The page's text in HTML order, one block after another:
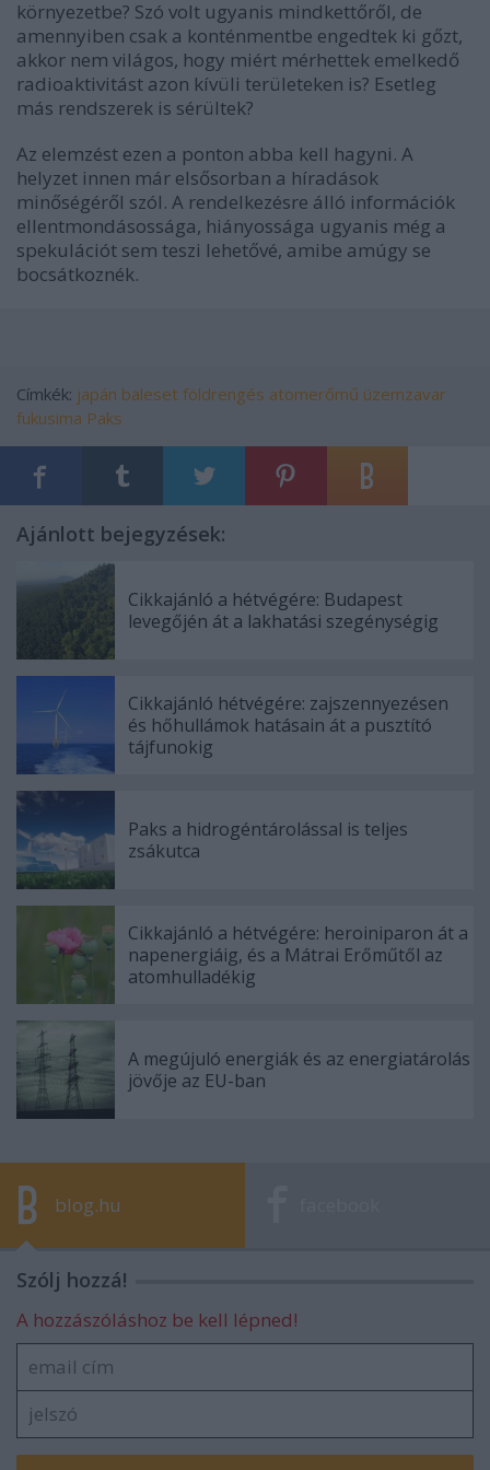
környezetbe? Szó volt ugyanis mindkettőről, de
amennyiben csak a konténmentbe engedtek ki gőzt,
akkor nem világos, hogy miért mérhettek emelkedő
radioaktivitást azon kívüli területeken is? Esetleg
más rendszerek is sérültek?
Az elemzést ezen a ponton abba kell hagyni. A
helyzet innen már elsősorban a híradások
minőségéről szól. A rendelkezésre álló információk
ellentmondásossága, hiányossága ugyanis még a
spekulációt sem teszi lehetővé, amibe amúgy se
bocsátkoznék.
Címkék: japán baleset földrengés atomerőmű üzemzavar
fukusima Paks
Ajánlott bejegyzések:
Cikkajánló a hétvégére: Budapest
levegőjén át a lakhatási szegénységig
Cikkajánló hétvégére: zajszennyezésen
és hőhullámok hatásain át a pusztító
tájfunokig
Paks a hidrogéntárolással is teljes
zsákutca
Cikkajánló a hétvégére: heroiniparon át a
napenergiáig, és a Mátrai Erőműtől az
atomhulladékig
A megújuló energiák és az energiatárolás
jövője az EU-ban
blog.hu
Szólj hozzá!
A hozzászóláshoz be kell lépned!